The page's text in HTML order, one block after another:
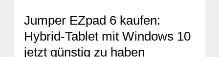
Jumper EZpad 6 kaufen:
Hybrid-Tablet mit Windows 10
jetzt günstig zu haben